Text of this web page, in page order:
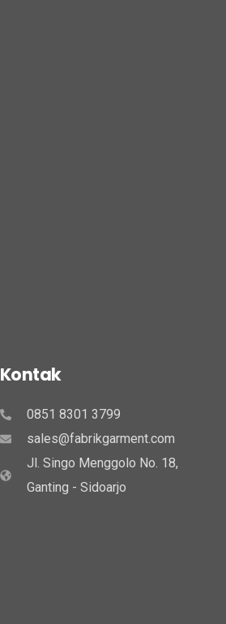
Kontak
0851 8301 3799
sales@fabrikgarment.com
Jl. Singo Menggolo No. 18,
Ganting - Sidoarjo